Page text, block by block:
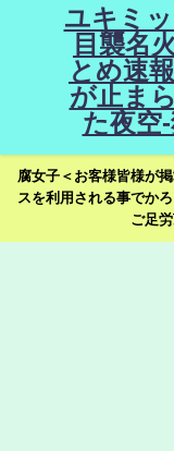
ユキミ
目襲名
とめ速
が止ま
た夜空
腐女子＜お客様皆様が
スを利用される事でか
ご足